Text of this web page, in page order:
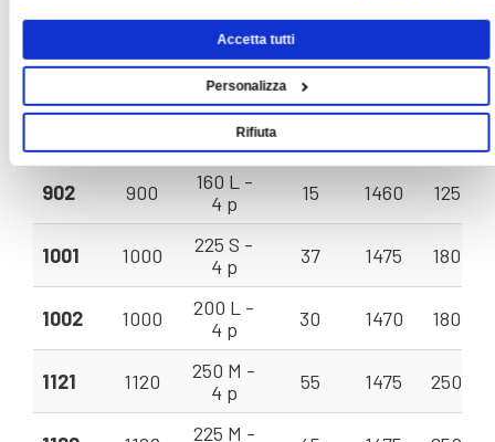
Accetta tutti
Personalizza
Rifiuta
4 p
802 800
132 M -
4 p
7,5 1450 90 -
180 L -
4 p
902 900
160 L -
4 p
15 1460 125 -
1001 1000
225 S -
4 p
37 1475 180 -
1002 1000
200 L -
4 p
30 1470 180 -
1121 1120
250 M -
4 p
55 1475 250 -
225 M -